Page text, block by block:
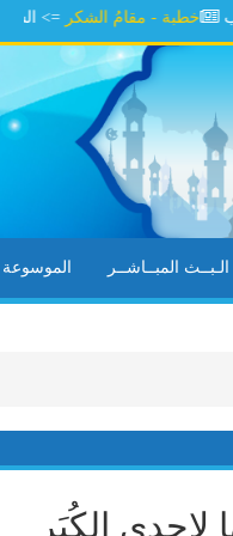
مقامُ الشكر=> الشيخ يوسف
الـبــث المبــاشــر الموسوعة
الكُبَر